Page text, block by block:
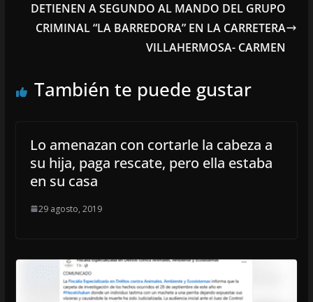
DETIENEN A SEGUNDO AL MANDO DEL GRUPO
CRIMINAL “LA BARREDORA” EN LA CARRETERA
VILLAHERMOSA- CARMEN
También te puede gustar
Lo amenazan con cortarle la cabeza a
su hija, paga rescate, pero ella estaba
en su casa
29 agosto, 2019